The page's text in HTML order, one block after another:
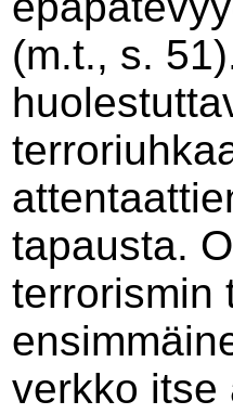
(m.t., s.
tapausta.
terrorismin
verkko itse